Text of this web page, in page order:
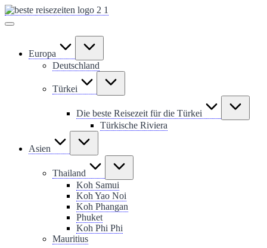
Skip
to
Europa
Deutschland
Türkei
Die beste Reisezeit für die Türkei
Türkische Riviera
Asien
Thailand
Koh Samui
Koh Yao Noi
Koh Phangan
Phuket
Koh Phi Phi
Mauritius